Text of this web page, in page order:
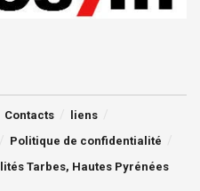
Contacts
liens
Politique de confidentialité
Tarbes, Hautes Pyrénées